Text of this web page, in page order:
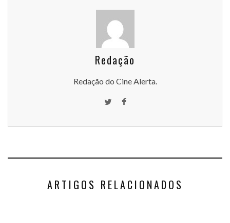
Redação
Redação do Cine Alerta.
ARTIGOS RELACIONADOS